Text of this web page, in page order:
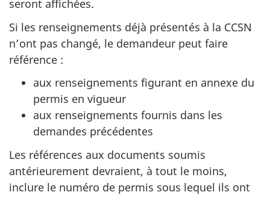
seront affichées.
Si les renseignements déjà présentés à la CCSN
n’ont pas changé, le demandeur peut faire
référence :
aux renseignements figurant en annexe du
permis en vigueur
aux renseignements fournis dans les
demandes précédentes
Les références aux documents soumis
antérieurement devraient, à tout le moins,
inclure le numéro de permis sous lequel ils ont